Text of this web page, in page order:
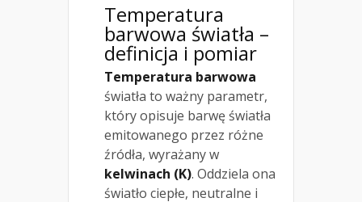
Temperatura
barwowa światła –
definicja i pomiar
Temperatura barwowa
światła to ważny parametr,
który opisuje barwę światła
emitowanego przez różne
źródła, wyrażany w
kelwinach (K). Oddziela ona
światło ciepłe, neutralne i